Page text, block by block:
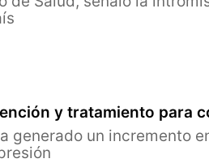
y tratamiento para
generado un incremento